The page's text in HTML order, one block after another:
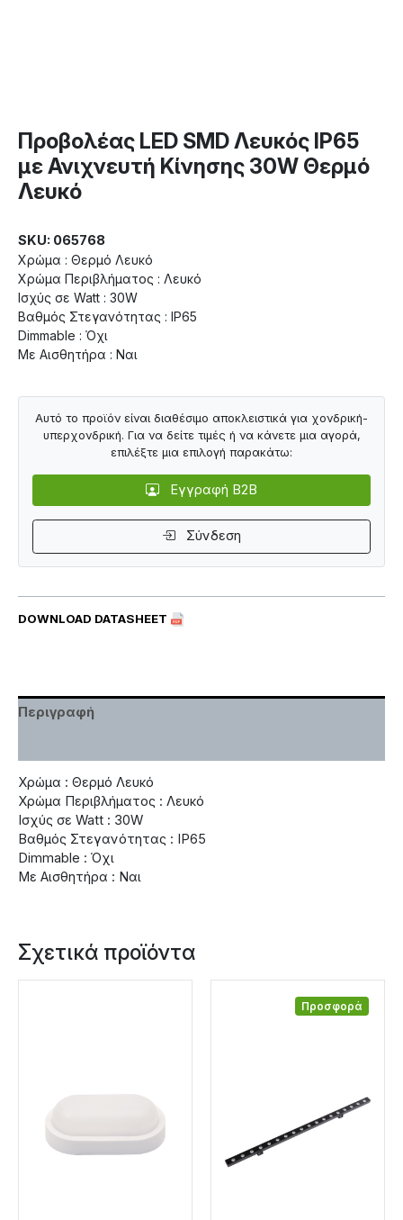
Προβολέας LED SMD Λευκός IP65
με Ανιχνευτή Κίνησης 30W Θερμό
Λευκό
SKU: 065768
Χρώμα : Θερμό Λευκό
Χρώμα Περιβλήματος : Λευκό
Ισχύς σε Watt : 30W
Βαθμός Στεγανότητας : IP65
Dimmable : Όχι
Με Αισθητήρα : Ναι
DOWNLOAD DATASHEET
Αυτό το προϊόν είναι διαθέσιμο αποκλειστικά για χονδρική-
υπερχονδρική. Για να δείτε τιμές ή να κάνετε μια αγορά,
επιλέξτε μια επιλογή παρακάτω:
Εγγραφή B2B
Σύνδεση
Περιγραφή
Χρώμα : Θερμό Λευκό
Χρώμα Περιβλήματος : Λευκό
Ισχύς σε Watt : 30W
Βαθμός Στεγανότητας : IP65
Dimmable : Όχι
Με Αισθητήρα : Ναι
Σχετικά προϊόντα
Προσφορά